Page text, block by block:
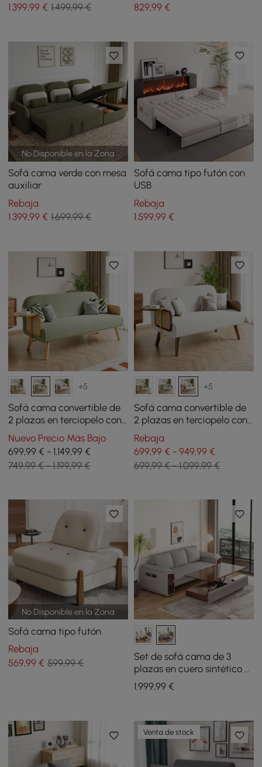
1.399,99 € 1.499,99 €
829,99€
No Disponible en la Zona
Sofá cama verde con mesa
auxiliar
Rebaja
1.399,99 € 1.699,99 €
Sofá cama tipo futón con
USB
Rebaja
1.599,99€
+5
Sofá cama convertible de
2 plazas en terciopelo con
bandeja giratoria - verde
Nuevo Precio Más Bajo
699,99 € - 1.149,99 €
749,99 € - 1.199,99 €
+5
Sofá cama convertible de
2 plazas en terciopelo con
bandeja giratoria - blanco
Rebaja
699,99 € - 949,99 €
699,99 € - 1.099,99 €
No Disponible en la Zona
Sofá cama tipo futón
Rebaja
569,99 € 599,99 €
Set de sofá cama de 3
plazas en cuero sintético y
una mesa de centro
elevable
1.999,99€
Venta de stock